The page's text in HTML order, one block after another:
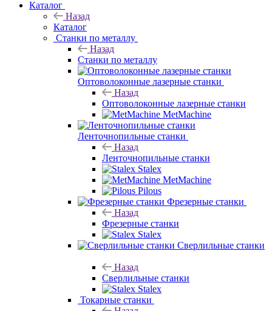
+7 (800) 250 84 16
+7 (495) 211 08 59
+7 (985) 693 98 55
Заказать звонок
Назад
Каталог
Назад
Станки по металлу
Оптоволоконные лазерные станки
Назад
Оптоволоконные лазерные станки
Ленточнопильные станки
Назад
Ленточнопильные станки
Stalex
Pilous
Назад
Фрезерные станки
Stalex